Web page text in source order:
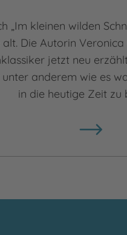
„Im kleinen wilden
Die Autorin
jetzt neu
anderem wie es
in die heutige Zeit zu